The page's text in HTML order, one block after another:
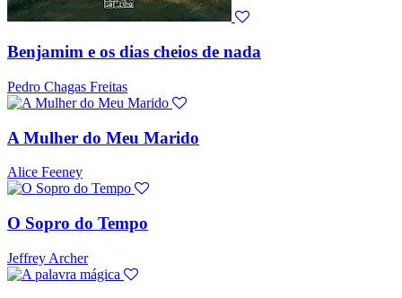
Benjamim e os dias cheios de nada
Pedro Chagas Freitas
A Mulher do Meu Marido
Alice Feeney
O Sopro do Tempo
Jeffrey Archer